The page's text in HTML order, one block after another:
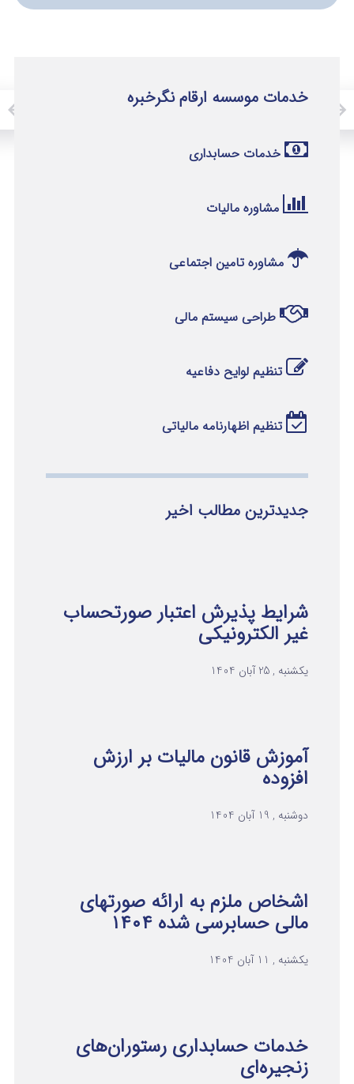
خدمات موسسه ارقام نگرخبره
خدمات حسابداری
مشاوره مالیات
مشاوره تامین اجتماعی
طراحی سیستم مالی
تنظیم لوایح دفاعیه
تنظیم اظهارنامه مالیاتی
جدیدترین مطالب اخیر
شرایط پذیرش اعتبار صورتحساب
غیر الکترونیکی
یکشنبه , 25 آبان 1404
آموزش قانون مالیات بر ارزش
افزوده
دوشنبه , 19 آبان 1404
اشخاص ملزم به ارائه صورتهای
مالی حسابرسی شده ۱۴۰۴
یکشنبه , 11 آبان 1404
خدمات حسابداری رستوران‌های
زنجیره‌ای